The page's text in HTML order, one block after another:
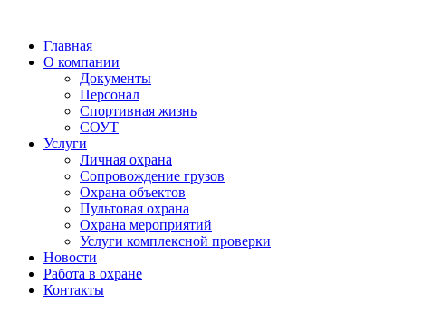
Главная
О компании
Документы
Персонал
Спортивная жизнь
СОУТ
Услуги
Личная охрана
Сопровождение грузов
Охрана объектов
Пультовая охрана
Охрана мероприятий
Услуги комплексной проверки
Новости
Работа в охране
Контакты